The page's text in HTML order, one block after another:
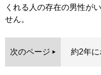
くれる人の存在の男性が
せん。
次のページ 約2年